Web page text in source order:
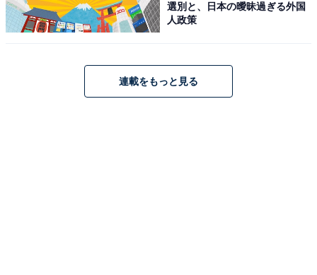
選別と、日本の曖昧過ぎる外国
人政策
連載をもっと見る